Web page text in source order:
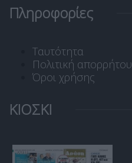
Πληροφορίες
Ταυτότητα
Πολιτική απορρήτου
Όροι χρήσης
ΚΙΟΣΚΙ